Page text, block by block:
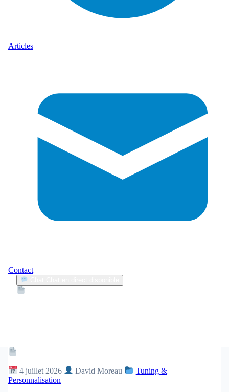
Articles
Contact
4 juillet 2026
David Moreau
Tuning &
Personnalisation